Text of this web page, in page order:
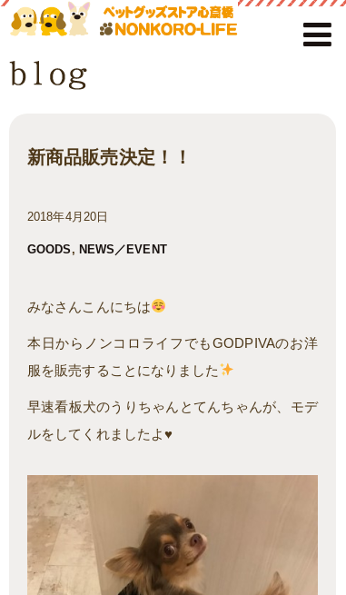
新商品販売決定！！
2018年4月20日
GOODS , NEWS／EVENT
みなさんこんにちは
本日からノンコロライフでもGODPIVAのお洋
服を販売することになりました
早速看板犬のうりちゃんとてんちゃんが、モデ
ルをしてくれましたよ♥